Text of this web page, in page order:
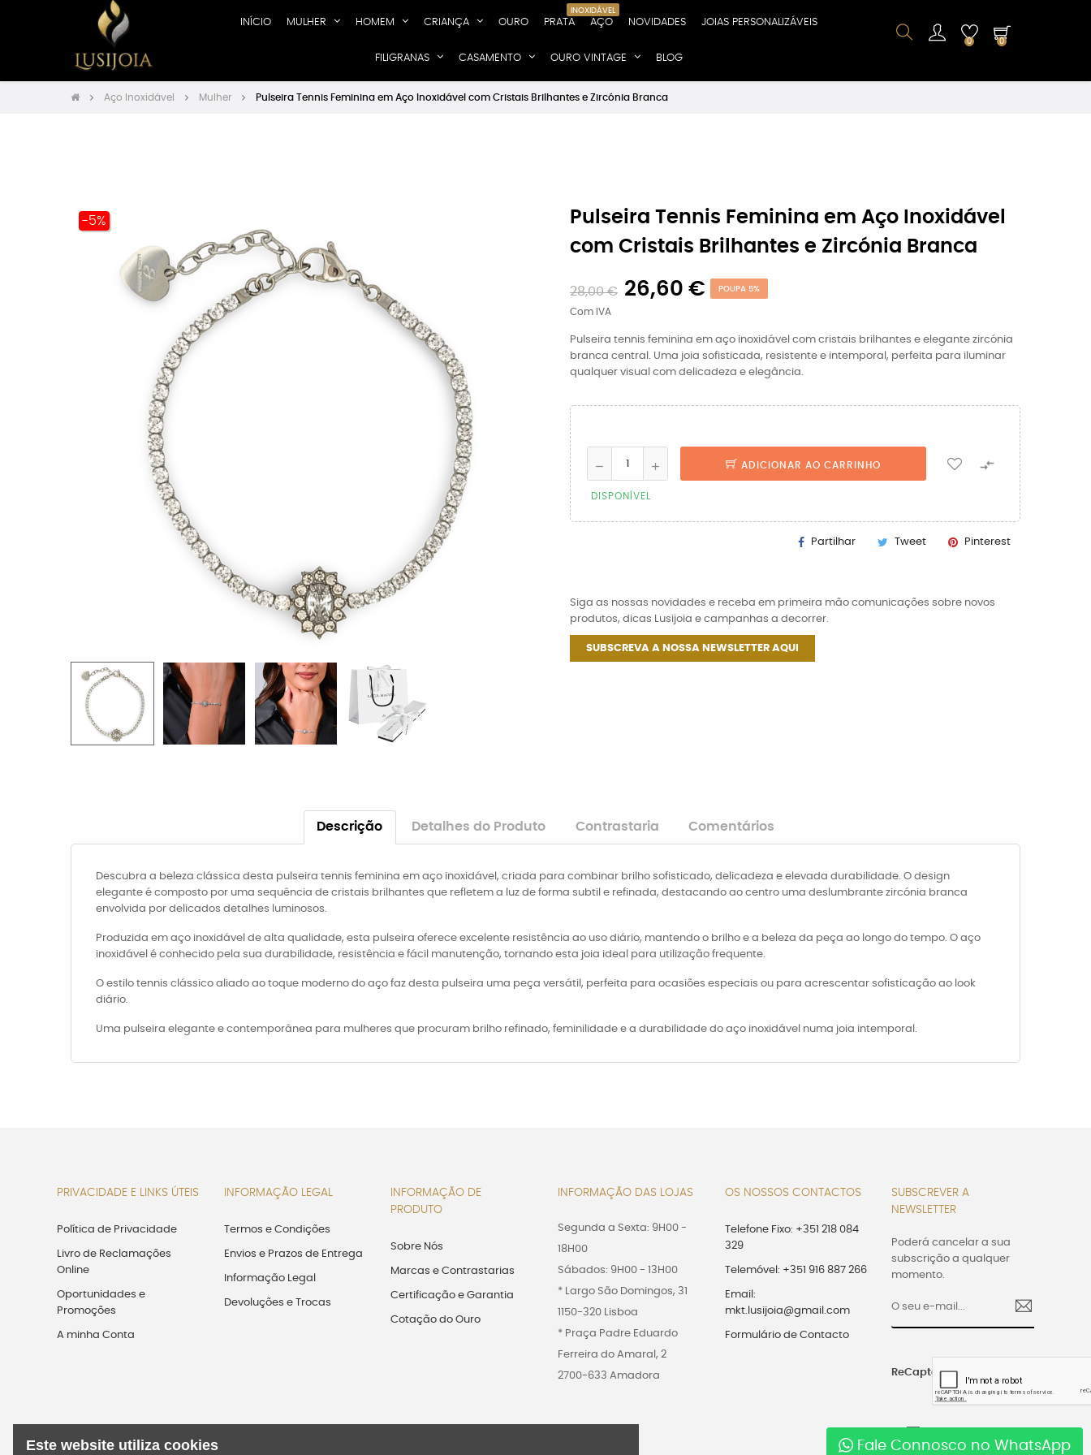
INÍCIO MULHER HOMEM CRIANÇA OURO PRATA AÇO
INOXIDÁVEL
NOVIDADES JOIAS PERSONALIZÁVEIS
FILIGRANAS CASAMENTO OURO VINTAGE BLOG
0 0
Aço Inoxidável Mulher Pulseira Tennis Feminina em Aço Inoxidável com Cristais Brilhantes e Zircónia Branca
-5%
Pulseira Tennis Feminina em Aço Inoxidável
com Cristais Brilhantes e Zircónia Branca
28,00 € 26,60 € POUPA 5%
Com IVA
Pulseira tennis feminina em aço inoxidável com cristais brilhantes e elegante zircónia
branca central. Uma joia sofisticada, resistente e intemporal, perfeita para iluminar
qualquer visual com delicadeza e elegância.
ADICIONAR AO CARRINHO 
DISPONÍVEL
Partilhar Tweet Pinterest
Siga as nossas novidades e receba em primeira mão comunicações sobre novos
produtos, dicas Lusijoia e campanhas a decorrer.
SUBSCREVA A NOSSA NEWSLETTER AQUI
Descrição Detalhes do Produto Contrastaria Comentários
Descubra a beleza clássica desta pulseira tennis feminina em aço inoxidável, criada para combinar brilho sofisticado, delicadeza e elevada durabilidade. O design
elegante é composto por uma sequência de cristais brilhantes que refletem a luz de forma subtil e refinada, destacando ao centro uma deslumbrante zircónia branca
envolvida por delicados detalhes luminosos.
Produzida em aço inoxidável de alta qualidade, esta pulseira oferece excelente resistência ao uso diário, mantendo o brilho e a beleza da peça ao longo do tempo. O aço
inoxidável é conhecido pela sua durabilidade, resistência e fácil manutenção, tornando esta joia ideal para utilização frequente.
O estilo tennis clássico aliado ao toque moderno do aço faz desta pulseira uma peça versátil, perfeita para ocasiões especiais ou para acrescentar sofisticação ao look
diário.
Uma pulseira elegante e contemporânea para mulheres que procuram brilho refinado, feminilidade e a durabilidade do aço inoxidável numa joia intemporal.
PRIVACIDADE E LINKS ÚTEIS
Política de Privacidade
Livro de Reclamações
Online
Oportunidades e
Promoções
A minha Conta
INFORMAÇÃO LEGAL
Termos e Condições
Envios e Prazos de Entrega
Informação Legal
Devoluções e Trocas
INFORMAÇÃO DE
PRODUTO
Sobre Nós
Marcas e Contrastarias
Certificação e Garantia
Cotação do Ouro
INFORMAÇÃO DAS LOJAS
Segunda a Sexta: 9H00 -
18H00
Sábados: 9H00 - 13H00
* Largo São Domingos, 31
1150-320 Lisboa
* Praça Padre Eduardo
Ferreira do Amaral, 2
2700-633 Amadora
OS NOSSOS CONTACTOS
Telefone Fixo: +351 218 084
329
Telemóvel: +351 916 887 266
Email:
mkt.lusijoia@gmail.com
Formulário de Contacto
SUBSCREVER A
NEWSLETTER
Poderá cancelar a sua
subscrição a qualquer
momento.
ReCaptcha
Condições
Este website utiliza cookies Fale Connosco no WhatsApp